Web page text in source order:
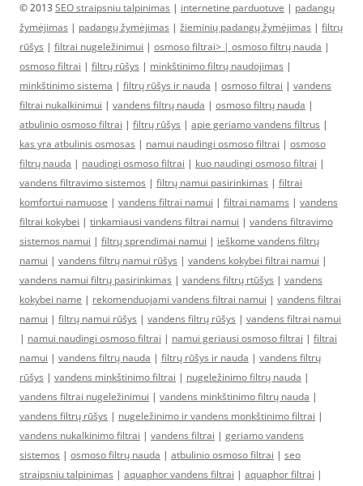
© 2013 SEO straipsniu talpinimas | internetine parduotuve | padangų
žymėjimas | padangų žymėjimas | žieminių padangų žymėjimas | filtrų
rūšys | filtrai nugeležinimui | osmoso filtrai> | osmoso filtrų nauda |
osmoso filtrai | filtrų rūšys | minkštinimo filtrų naudojimas |
minkštinimo sistema | filtrų rūšys ir nauda | osmoso filtrai | vandens
filtrai nukalkinimui | vandens filtrų nauda | osmoso filtrų nauda |
atbulinio osmoso filtrai | filtrų rūšys | apie geriamo vandens filtrus |
kas yra atbulinis osmosas | namui naudingi osmoso filtrai | osmoso
filtrų nauda | naudingi osmoso filtrai | kuo naudingi osmoso filtrai |
vandens filtravimo sistemos | filtrų namui pasirinkimas | filtrai
komfortui namuose | vandens filtrai namui | filtrai namams | vandens
filtrai kokybei | tinkamiausi vandens filtrai namui | vandens filtravimo
sistemos namui | filtrų sprendimai namui | ieškome vandens filtrų
namui | vandens filtrų namui rūšys | vandens kokybei filtrai namui |
vandens namui filtrų pasirinkimas | vandens filtrų rtūšys | vandens
kokybei name | rekomenduojami vandens filtrai namui | vandens filtrai
namui | filtrų namui rūšys | vandens filtrų rūšys | vandens filtrai namui
| namui naudingi osmoso filtrai | namui geriausi osmoso filtrai | filtrai
namui | vandens filtrų nauda | filtrų rūšys ir nauda | vandens filtrų
rūšys | vandens minkštinimo filtrai | nugeležinimo filtrų nauda |
vandens filtrai nugeležinimui | vandens minkštinimo filtrų nauda |
vandens filtrų rūšys | nugeležinimo ir vandens monkštinimo filtrai |
vandens nukalkinimo filtrai | vandens filtrai | geriamo vandens
sistemos | osmoso filtrų nauda | atbulinio osmoso filtrai | seo
straipsniu talpinimas | aquaphor vandens filtrai | aquaphor filtrai |